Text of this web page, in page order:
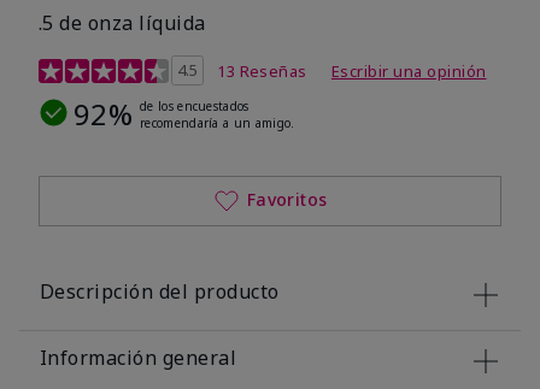
.5 de onza líquida
Calificación de clientes de 3,2 de 5
4.5 13 Reseñas Escribir una opinión
92% de los encuestados
recomendaría a un amigo.
Favoritos
Descripción del producto
Información general